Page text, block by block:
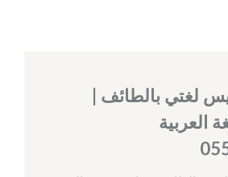
لغتي بالطائف |
العربية